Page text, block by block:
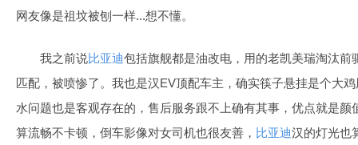
网友像是祖坟被刨一样...想不懂。
我之前说比亚迪包括旗舰都是油改电，用的老凯美瑞淘汰
匹配，被喷惨了。我也是汉EV顶配车主，确实筷子悬挂是个大
水问题也是客观存在的，售后服务跟不上确有其事，优点就是
算流畅不卡顿，倒车影像对女司机也很友善， 比亚迪汉的灯光也